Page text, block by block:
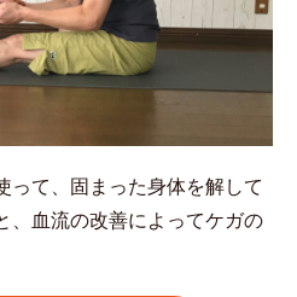
って、固まった身体を解して
、血流の改善によってケガの